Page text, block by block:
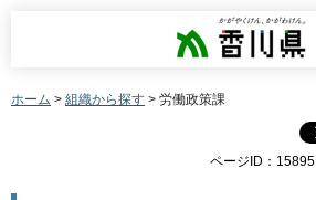
香川県
ホーム > 組織から探す > 労働政策課
ページID：15895